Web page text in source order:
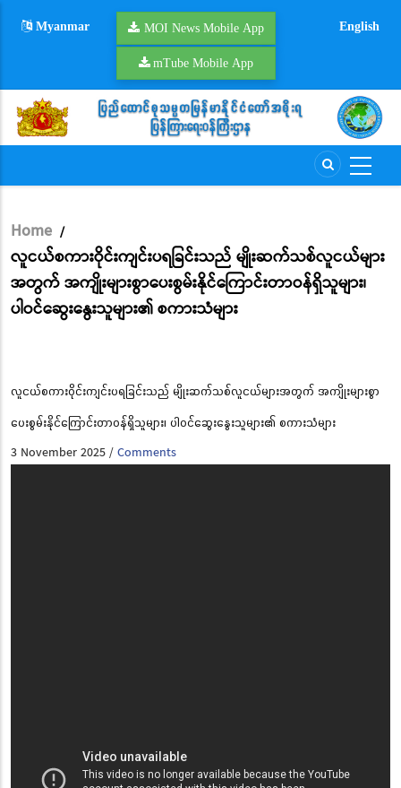
Myanmar MOI News Mobile App
mTube Mobile App
English
Breadcrumb
Home /
လူငယ်စကားဝိုင်းကျင်းပရခြင်းသည် မျိုးဆက်သစ်လူငယ်များ
အတွက် အကျိုးများစွာပေးစွမ်းနိုင်ကြောင်းတာဝန်ရှိသူများ၊
ပါဝင်ဆွေးနွေးသူများ၏ စကားသံများ
လူငယ်စကားဝိုင်းကျင်းပရခြင်းသည် မျိုးဆက်သစ်လူငယ်များအတွက် အကျိုးများစွာ
ပေးစွမ်းနိုင်ကြောင်းတာဝန်ရှိသူများ၊ ပါဝင်ဆွေးနွေးသူများ၏ စကားသံများ
3 November 2025/Comments